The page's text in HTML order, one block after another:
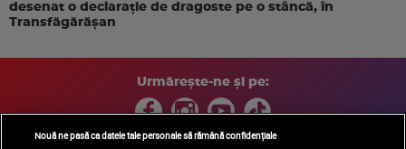
desenat o declaraţie de dragoste pe o stâncă, în
Transfăgărăşan
Urmărește-ne și pe:
Nouă ne pasă ca datele tale personale să rămână confidențiale